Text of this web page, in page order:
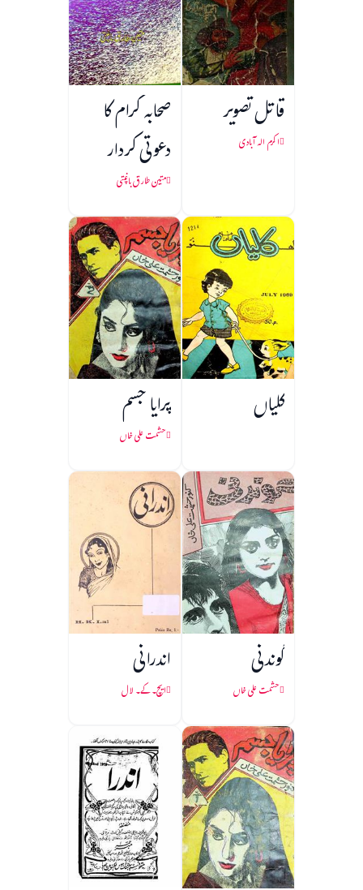
قاتل تصویر
اکرم الہ آبادی
صحابہ کرام کا
دعوتی کردار
متین طارق باغپتی
کلیاں پرایا جسم
حشمت علی خاں
گوندنی
حشمت علی خاں
اندرانی
ایچ۔ کے۔ لال